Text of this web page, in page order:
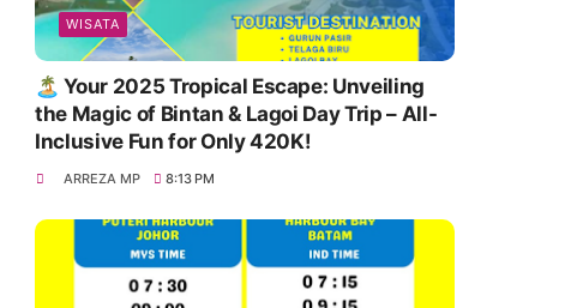
WISATA
🏝️ Your 2025 Tropical Escape: Unveiling
the Magic of Bintan & Lagoi Day Trip – All-
Inclusive Fun for Only 420K!
ARREZA MP 8:13 PM